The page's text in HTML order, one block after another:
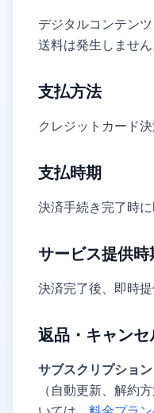
デジタルコンテン
送料は発生しません
支払方法
クレジットカード決
支払時期
決済手続き完了時に
サービス提供時
決済完了後、即時提
返品・キャンセ
サブスクリプション
（自動更新、解約